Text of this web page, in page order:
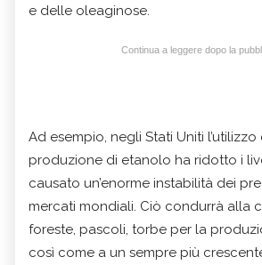
e delle oleaginose.
Continua a leggere dopo la
Ad esempio, negli Stati Uniti
produzione di etanolo ha ridotto i
causato un’enorme instabilità dei
mercati mondiali. Ciò condurrà alla
foreste, pascoli, torbe per la
così come a un sempre più